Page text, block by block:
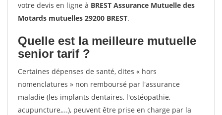
votre devis en ligne à BREST Assurance Mutuelle des
Motards mutuelles 29200 BREST.
Quelle est la meilleure mutuelle
senior tarif ?
Certaines dépenses de santé, dites « hors
nomenclatures » non remboursé par l'assurance
maladie (les implants dentaires, l'ostéopathie,
acupuncture,...), peuvent être prise en charge par la